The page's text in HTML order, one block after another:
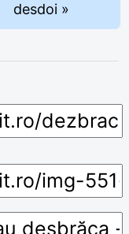
desdoi »